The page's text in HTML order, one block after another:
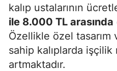
kalıp ustalarının
ile 8.000 TL arasında
Özellikle özel tasarım
sahip kalıplarda
artmaktadır.